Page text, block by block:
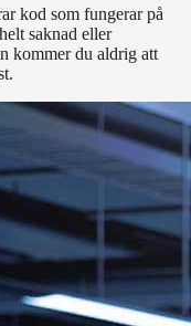
kod som fungerar på
saknad eller
kommer du aldrig att